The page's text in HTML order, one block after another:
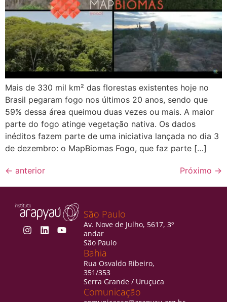
Mais de 330 mil km² das florestas existentes hoje no
Brasil pegaram fogo nos últimos 20 anos, sendo que
59% dessa área queimou duas vezes ou mais. A maior
parte do fogo atinge vegetação nativa. Os dados
inéditos fazem parte de uma iniciativa lançada no dia 3
de dezembro: o MapBiomas Fogo, que faz parte […]
← anterior Próximo →
São Paulo
Av. Nove de Julho, 5617, 3º
andar
São Paulo
Bahia
Rua Osvaldo Ribeiro,
351/353
Serra Grande / Uruçuca
Comunicação